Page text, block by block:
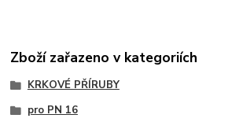
Zboží zařazeno v kategoriích
KRKOVÉ PŘÍRUBY
pro PN 16